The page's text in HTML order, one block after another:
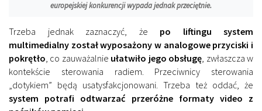
europejskiej konkurencji wypada jednak przeciętnie.
Trzeba jednak zaznaczyć, że po liftingu system
multimedialny został wyposażony w analogowe przyciski i
pokrętło, co zauważalnie ułatwiło jego obsługę, zwłaszcza w
kontekście sterowania radiem. Przeciwnicy sterowania
„dotykiem” będą usatysfakcjonowani. Trzeba też oddać, że
system potrafi odtwarzać przeróżne formaty video z